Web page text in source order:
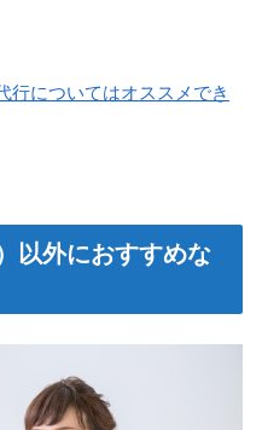
行についてはオススメでき
以外におすすめな